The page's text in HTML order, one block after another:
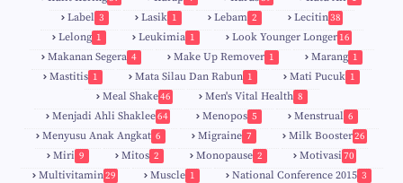
Label 3 Lasik 1 Lebam 2 Lecitin38
Lelong 1 Leukimia 1 Look Younger Longer 16
Makanan Segera 4 Make Up Remover 1 Marang 1
Mastitis 1 Mata Silau Dan Rabun 1 Mati Pucuk 1
Meal Shake46 Men's Vital Health 8
Menjadi Ahli Shaklee64 Menopos 5 Menstrual 6
Menyusu Anak Angkat 6 Migraine 7 Milk Booster26
Miri 9 Mitos 2 Monopause 2 Motivasi 70
Multivitamin29 Muscle 1 National Conference 2015 3